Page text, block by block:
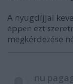
A nyugdíjjal
éppen ezt
megkérdezése
nu